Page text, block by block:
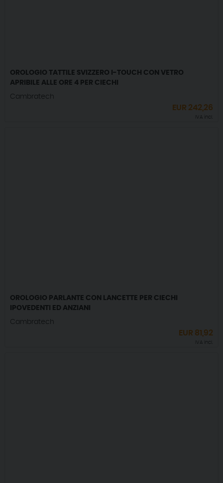
OROLOGIO TATTILE SVIZZERO I-TOUCH CON VETRO
APRIBILE ALLE ORE 4 PER CIECHI
Cambratech
EUR 242,26
IVA incl.
OROLOGIO PARLANTE CON LANCETTE PER CIECHI
IPOVEDENTI ED ANZIANI
Cambratech
EUR 81,92
IVA incl.